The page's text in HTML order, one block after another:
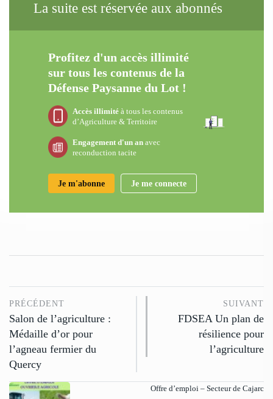
La suite est réservée aux abonnés
Profitez d'un accès illimité
sur tous les contenus de la
Défense Paysanne du Lot !
Accès illimité à tous les contenus
d’Agriculture & Territoire
Engagement d'un an avec
reconduction tacite
Je m'abonne Je me connecte
PRÉCÉDENT
Salon de l’agriculture :
Médaille d’or pour
l’agneau fermier du
Quercy
SUIVANT
FDSEA Un plan de
résilience pour
l’agriculture
Offre d’emploi – Secteur de Cajarc